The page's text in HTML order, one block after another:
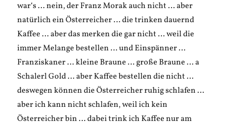
war‘s … nein, der Franz Morak auch nicht … aber
natürlich ein Österreicher … die trinken dauernd
Kaffee … aber das merken die gar nicht … weil die
immer Melange bestellen … und Einspänner …
Franziskaner … kleine Braune … große Braune … a
Schalerl Gold … aber Kaffee bestellen die nicht …
deswegen können die Österreicher ruhig schlafen …
aber ich kann nicht schlafen, weil ich kein
Österreicher bin … dabei trink ich Kaffee nur am